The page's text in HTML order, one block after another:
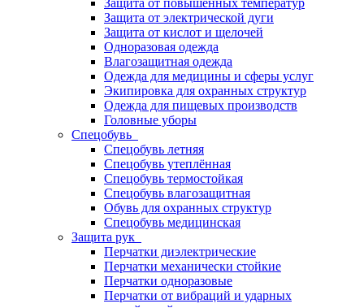
Защита от повышенных температур
Защита от электрической дуги
Защита от кислот и щелочей
Одноразовая одежда
Влагозащитная одежда
Одежда для медицины и сферы услуг
Экипировка для охранных структур
Одежда для пищевых производств
Головные уборы
Спецобувь
Спецобувь летняя
Спецобувь утеплённая
Спецобувь термостойкая
Спецобувь влагозащитная
Обувь для охранных структур
Спецобувь медицинская
Защита рук
Перчатки диэлектрические
Перчатки механически стойкие
Перчатки одноразовые
Перчатки от вибраций и ударных